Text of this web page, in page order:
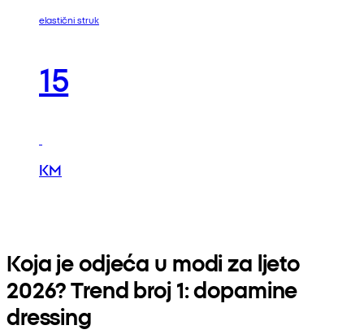
elastični struk
15
KM
Koja je odjeća u modi za ljeto
2026? Trend broj 1: dopamine
dressing